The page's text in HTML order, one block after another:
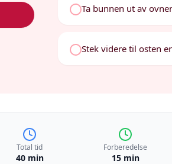
Ta bunnen ut av
Stek videre til osten
Total tid
40 min
Forberedelse
15 min